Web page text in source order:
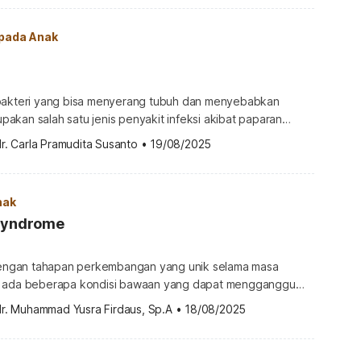
lama untuk autisme, -red) yang awalnya tampak
Anak
yang bisa menyerang tubuh dan menyebabkan
salah satu jenis penyakit infeksi akibat paparan
ini cukup berbahaya dan sempat menjadi wabah
dan ditangani dengan tepat, penyakit ini bisa
pada anak-anak dan orang lanjut usia (lansia). Apa itu
Carla Pramudita Susanto • 19/08/2025
tahapan perkembangan yang unik selama masa
ada beberapa kondisi bawaan yang dapat mengganggu
sejak dini. Salah satunya adalah Pierre Robin
Robin syndrome? Ketahui selengkapnya di bawah ini.
syndrome? Pierre Robin syndrome atau sindrom Pierre
Muhammad Yusra Firdaus, Sp.A • 18/08/2025